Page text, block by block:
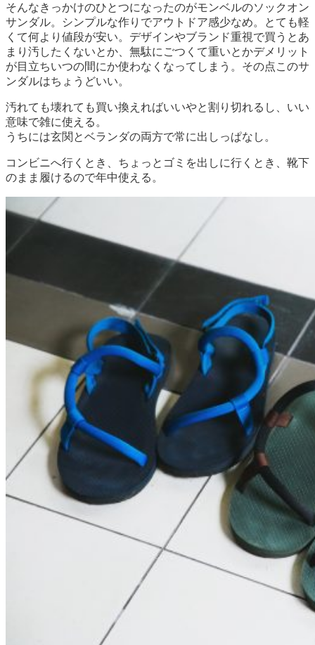
そんなきっかけのひとつになったのがモンベルのソックオン
サンダル。シンプルな作りでアウトドア感少なめ。とても軽
くて何より値段が安い。デザインやブランド重視で買うとあ
まり汚したくないとか、無駄にごつくて重いとかデメリット
が目立ちいつの間にか使わなくなってしまう。その点このサ
ンダルはちょうどいい。
汚れても壊れても買い換えればいいやと割り切れるし、いい
意味で雑に使える。
うちには玄関とベランダの両方で常に出しっぱなし。
コンビニへ行くとき、ちょっとゴミを出しに行くとき、靴下
のまま履けるので年中使える。